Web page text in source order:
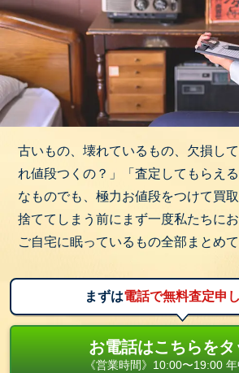
古いもの、壊れているもの、欠損し
れ値段つくの？」「査定してもらえ
なものでも、極力お値段をつけて買取
捨ててしまう前にまず一度私たちにお
ご自宅に眠っているもの全部まとめ
まずは電話で無料査定申
お電話はこちらをタ
《営業時間》10:00〜19:00